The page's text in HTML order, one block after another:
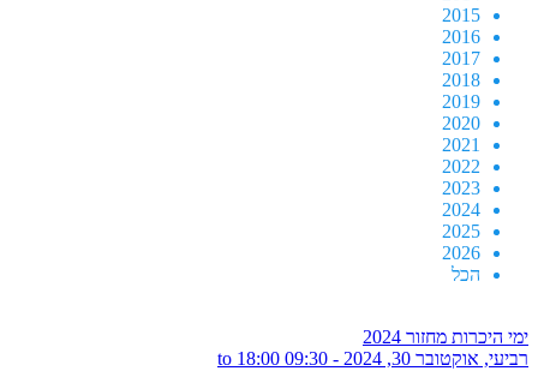
2015
2016
2017
2018
2019
2020
2021
2022
2023
2024
2025
2026
הכל
ימי היכרות מחזור 2024
רביעי, אוקטובר 30, 2024 -
09:30
18:00